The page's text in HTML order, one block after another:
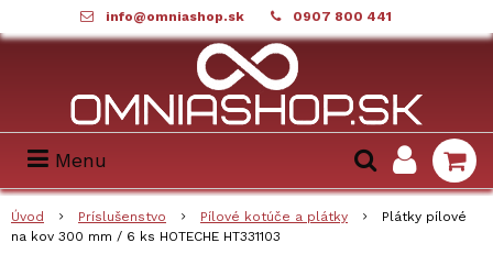
info@omniashop.sk 0907 800 441
Menu
Úvod Príslušenstvo Pílové kotúče a plátky
Plátky pílové
na kov 300 mm / 6 ks HOTECHE HT331103